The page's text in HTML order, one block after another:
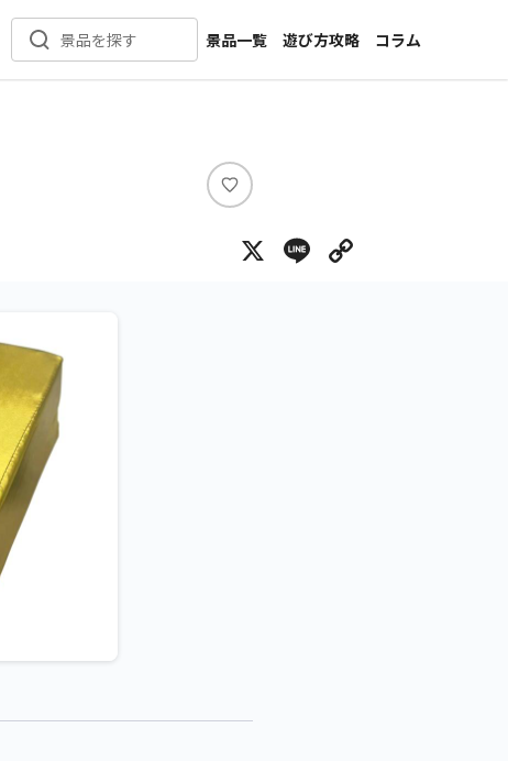
景品を探す
景品一覧
新着景品
メーカー一覧
遊び方攻略
コラム
インタビュー
い
ね
X Line